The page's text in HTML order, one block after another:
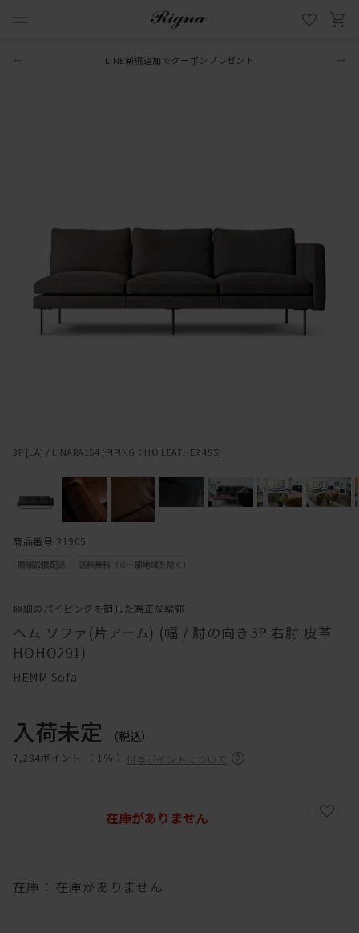
（OUTLET・SALE品ほか一部商品除く）
極細のパイピングを廻した端正な輪郭
ヘム ソファ(片アーム) (幅 / 肘の向き3P 右肘 皮革
HOHO291)
HEMM Sofa
3P [LA] / LINARA154 [PIPING：HO LEATHER 495]
入荷未定 （税込）
7,284ポイント （ 1％ ） 付与ポイントについて
在庫： 在庫がありません
在庫がありません
商品番号 21905